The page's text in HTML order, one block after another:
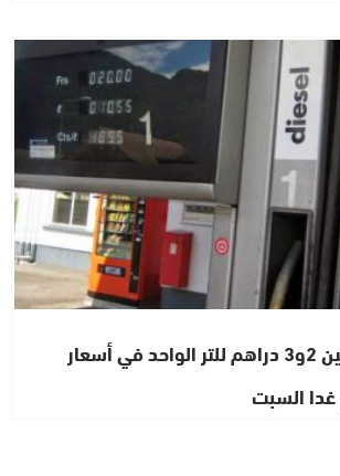
زيادة مرتقبة ما بين 2و3 دراهم للتر الواحد في أسعار
غدا السبت